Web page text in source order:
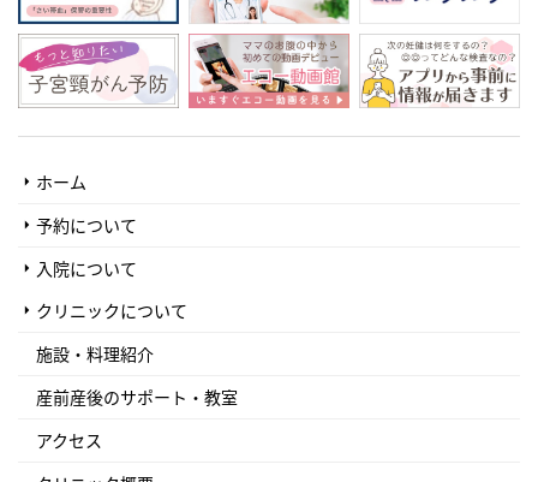
ホーム
予約について
入院について
クリニックについて
施設・料理紹介
産前産後のサポート・教室
アクセス